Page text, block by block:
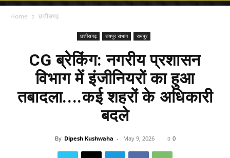
Home छत्तीसगढ़
छत्तीसगढ़ रायपुर संभाग रायपुर
CG ब्रेकिंग: नगरीय प्रशासन
विभाग में इंजीनियरों का हुआ
तबादला....कई शहरों के अधिकारी
बदले
By Dipesh Kushwaha - May 9, 2026 0